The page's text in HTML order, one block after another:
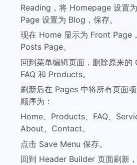
Reading，将 Homepage 设置
Page 设置为 Blog，保存。
现在 Home 显示为 Front Page
Posts Page。
回到菜单编辑页面，删除原来
FAQ 和 Products。
刷新后在 Pages 中将所有页面
顺序为：
Home、Products、FAQ、
About、Contact。
点击 Save Menu 保存。
回到 Header Builder 页面刷新